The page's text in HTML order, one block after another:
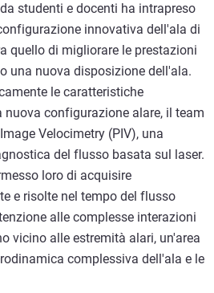
studenti e docenti ha intrapreso
innovativa dell'ala di
quello di migliorare le prestazioni
una nuova disposizione dell'ala.
le caratteristiche
nuova configurazione alare, il team
Velocimetry (PIV), una
del flusso basata sul laser.
loro di acquisire
e risolte nel tempo del flusso
alle complesse interazioni
vicino alle estremità alari, un'area
complessiva dell'ala e le